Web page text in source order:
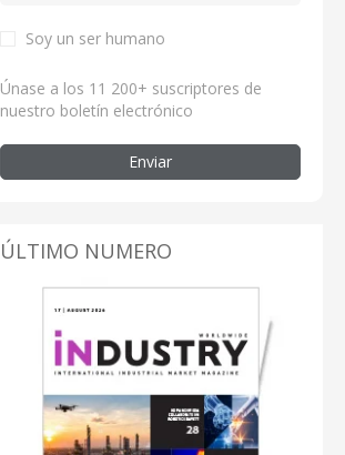
Soy un ser humano
Únase a los 11 200+ suscriptores de
nuestro boletín electrónico
Enviar
ÚLTIMO NUMERO